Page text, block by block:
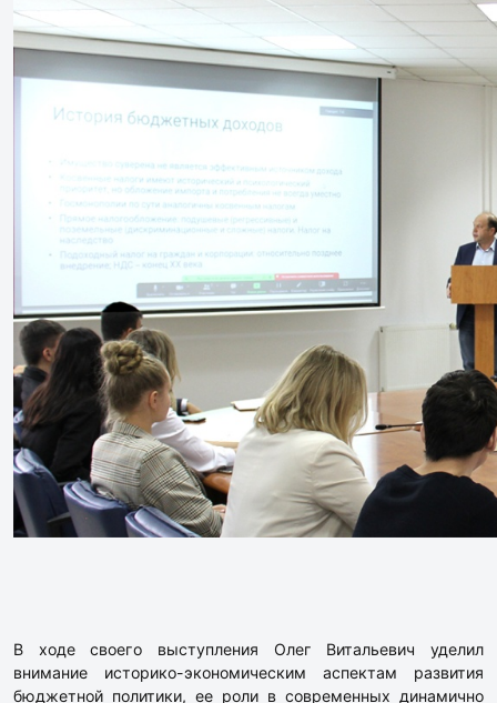
В ходе своего выступления Олег Витальевич уделил
внимание историко-экономическим аспектам развития
бюджетной политики, ее роли в современных динамично